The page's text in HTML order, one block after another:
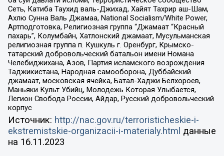
Сеть, Катиба Таухид валь-Джихад, Хайят Тахрир аш-Шам,
Ахлю Сунна Валь Джамаа, National Socialism/White Power,
Артподготовка, Религиозная группа “Джамаат “Красный
пахарь”, Колумбайн, Хатлонский джамаат, Мусульманская
религиозная группа п. Кушкуль г. Оренбург, Крымско-
татарский добровольческий батальон имени Номана
Челебиджихана, Азов, Партия исламского возрождения
Таджикистана, Народная самооборона, Дуббайский
джамаат, московская ячейка, Батал-Хаджи Белхороев,
Маньяки Культ Убийц, Молодёжь Которая Улыбается,
Легион Свобода России, Айдар, Русский добровольческий
корпус
Источник: http://nac.gov.ru/terroristicheskie-i-
ekstremistskie-organizacii-i-materialy.html данные
на 16.11.2023